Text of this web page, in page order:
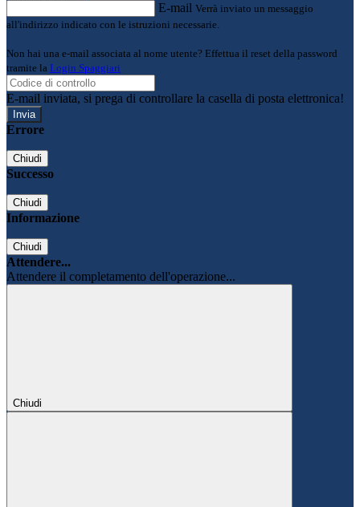
E-mail Verrà inviato un messaggio
all'indirizzo indicato con le istruzioni necessarie.
Non hai una e-mail associata al nome utente? Effettua il reset della password
tramite la Login Spaggiari
E-mail inviata, si prega di controllare la casella di posta elettronica!
Errore
Chiudi
Successo
Chiudi
Informazione
Chiudi
Attendere...
Attendere il completamento dell'operazione...
Chiudi